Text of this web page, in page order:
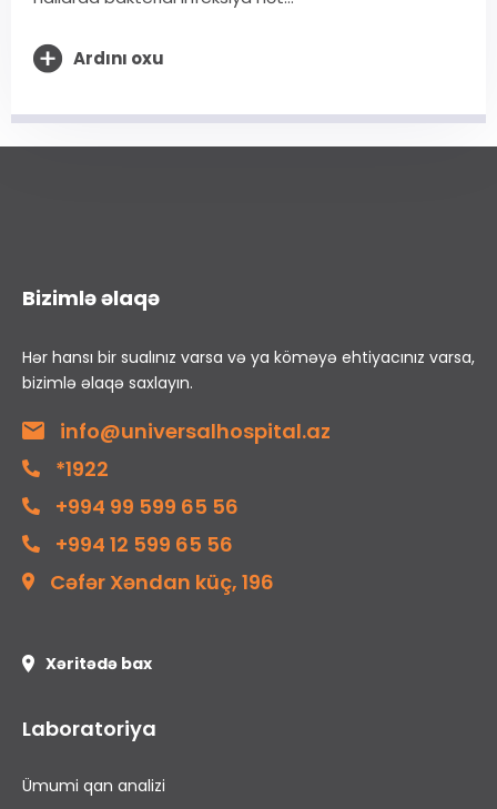
Ardını oxu
Bizimlə əlaqə
Hər hansı bir sualınız varsa və ya köməyə ehtiyacınız varsa,
bizimlə əlaqə saxlayın.
info@universalhospital.az
*1922
+994 99 599 65 56
+994 12 599 65 56
Cəfər Xəndan küç, 196
Xəritədə bax
Laboratoriya
Ümumi qan analizi